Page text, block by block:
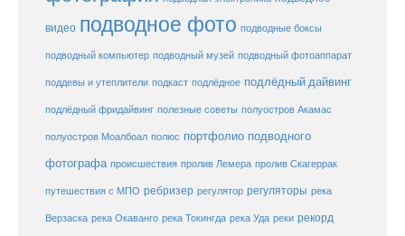
видео подводное фото подводные боксы
подводный компьютер подводный музей подводный фотоаппарат
поддевы и утеплители подкаст подлёдное подлёдный дайвинг
подлёдный фридайвинг полезные советы полуостров Акамас
полуостров Моалбоал полюс портфолио подводного
фотографа происшествия пролив Лемера пролив Скагеррак
путешествия с МПО ребризер регулятор регуляторы река
Верзаска река Окаванго река Токингда река Уда реки рекорд